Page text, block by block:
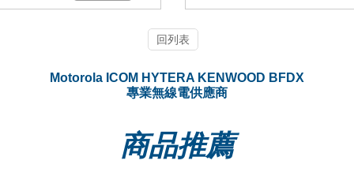
回列表
Motorola ICOM HYTERA KENWOOD BFDX
專業無線電供應商
商品推薦